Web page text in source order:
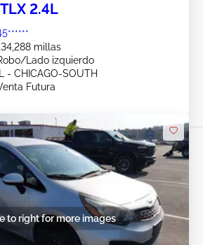
2.4L
millas
Lado izquierdo
IL - CHICAGO-SOUTH
Futura
to right for more images